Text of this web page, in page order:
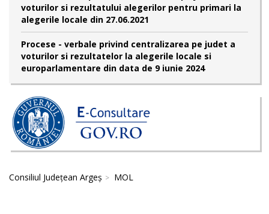
voturilor si rezultatului alegerilor pentru primari la
alegerile locale din 27.06.2021
Procese - verbale privind centralizarea pe judet a
voturilor si rezultatelor la alegerile locale si
europarlamentare din data de 9 iunie 2024
Consiliul Județean Argeș MOL